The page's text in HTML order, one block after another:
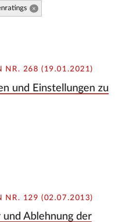
×
NR. 268 (19.01.2021)
und Einstellungen zu
NR. 129 (02.07.2013)
Ablehnung der